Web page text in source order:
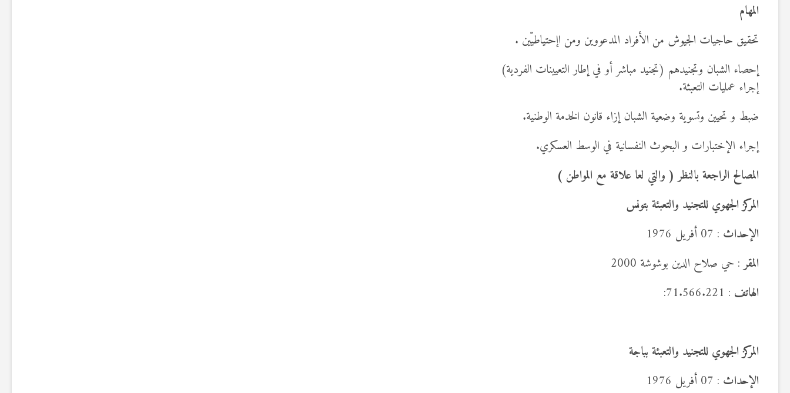
المهام
تحقيق حاجيات الجيوش من الأفراد المدعووين ومن اإحتياطيّين .
إحصاء الشبان وتجنيدهم (تجنيد مباشر أو في إطار التعيينات الفردية)
إجراء عمليات التعبئة.
ضبط و تحيين وتسوية وضعية الشبان إزاء قانون الخدمة الوطنية.
إجراء الإختبارات و البحوث النفسانية في الوسط العسكري.
المصالح الراجعة بالنظر ( والتي لعا علاقة مع المواطن )
المركز الجهوي للتجنيد والتعبئة بتونس
الإحداث : 07 أفريل 1976
المقر: حي صلاح الدين بوشوشة 2000
الهاتف : 71.566.221:
المركز الجهوي للتجنيد والتعبئة بباجة
الإحداث : 07 أفريل 1976